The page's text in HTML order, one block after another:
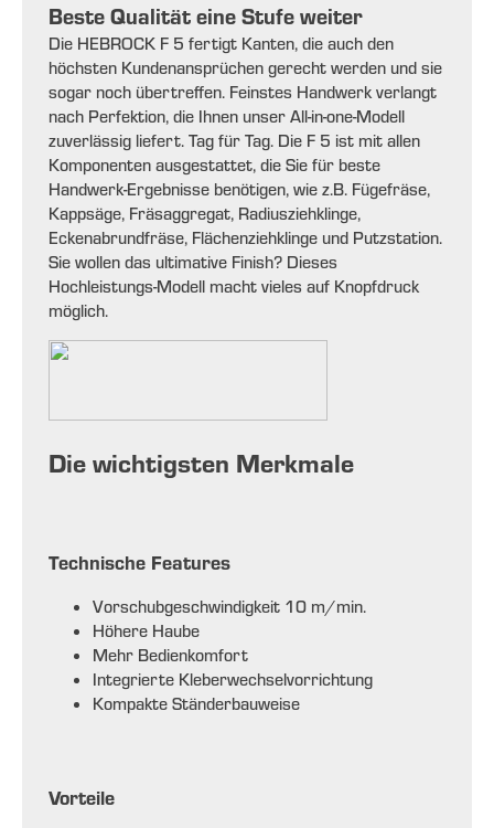
Beste Qualität eine Stufe weiter
Die HEBROCK F 5 fertigt Kanten, die auch den
höchsten Kundenansprüchen gerecht werden und sie
sogar noch übertreffen. Feinstes Handwerk verlangt
nach Perfektion, die Ihnen unser All-in-one-Modell
zuverlässig liefert. Tag für Tag. Die F 5 ist mit allen
Komponenten ausgestattet, die Sie für beste
Handwerk-Ergebnisse benötigen, wie z.B. Fügefräse,
Kappsäge, Fräsaggregat, Radiusziehklinge,
Eckenabrundfräse, Flächenziehklinge und Putzstation.
Sie wollen das ultimative Finish? Dieses
Hochleistungs-Modell macht vieles auf Knopfdruck
möglich.
Die wichtigsten Merkmale
Technische Features
Vorschubgeschwindigkeit 10 m/min.
Höhere Haube
Mehr Bedienkomfort
Integrierte Kleberwechselvorrichtung
Kompakte Ständerbauweise
Vorteile